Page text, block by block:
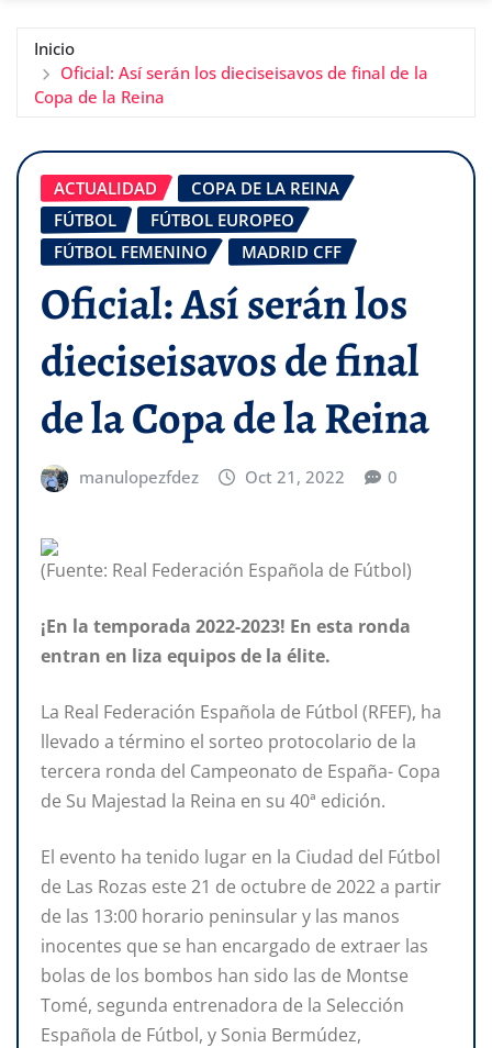
Inicio
Oficial: Así serán los dieciseisavos de final de la
Copa de la Reina
ACTUALIDAD
COPA DE LA REINA
FÚTBOL
FÚTBOL EUROPEO
FÚTBOL FEMENINO
MADRID CFF
Oficial: Así serán los
dieciseisavos de final
de la Copa de la Reina
manulopezfdez Oct 21, 2022 0
(Fuente: Real Federación Española de Fútbol)
¡En la temporada 2022-2023! En esta ronda
entran en liza equipos de la élite.
La Real Federación Española de Fútbol (RFEF), ha
llevado a término el sorteo protocolario de la
tercera ronda del Campeonato de España- Copa
de Su Majestad la Reina en su 40ª edición.
El evento ha tenido lugar en la Ciudad del Fútbol
de Las Rozas este 21 de octubre de 2022 a partir
de las 13:00 horario peninsular y las manos
inocentes que se han encargado de extraer las
bolas de los bombos han sido las de Montse
Tomé, segunda entrenadora de la Selección
Española de Fútbol, y Sonia Bermúdez,